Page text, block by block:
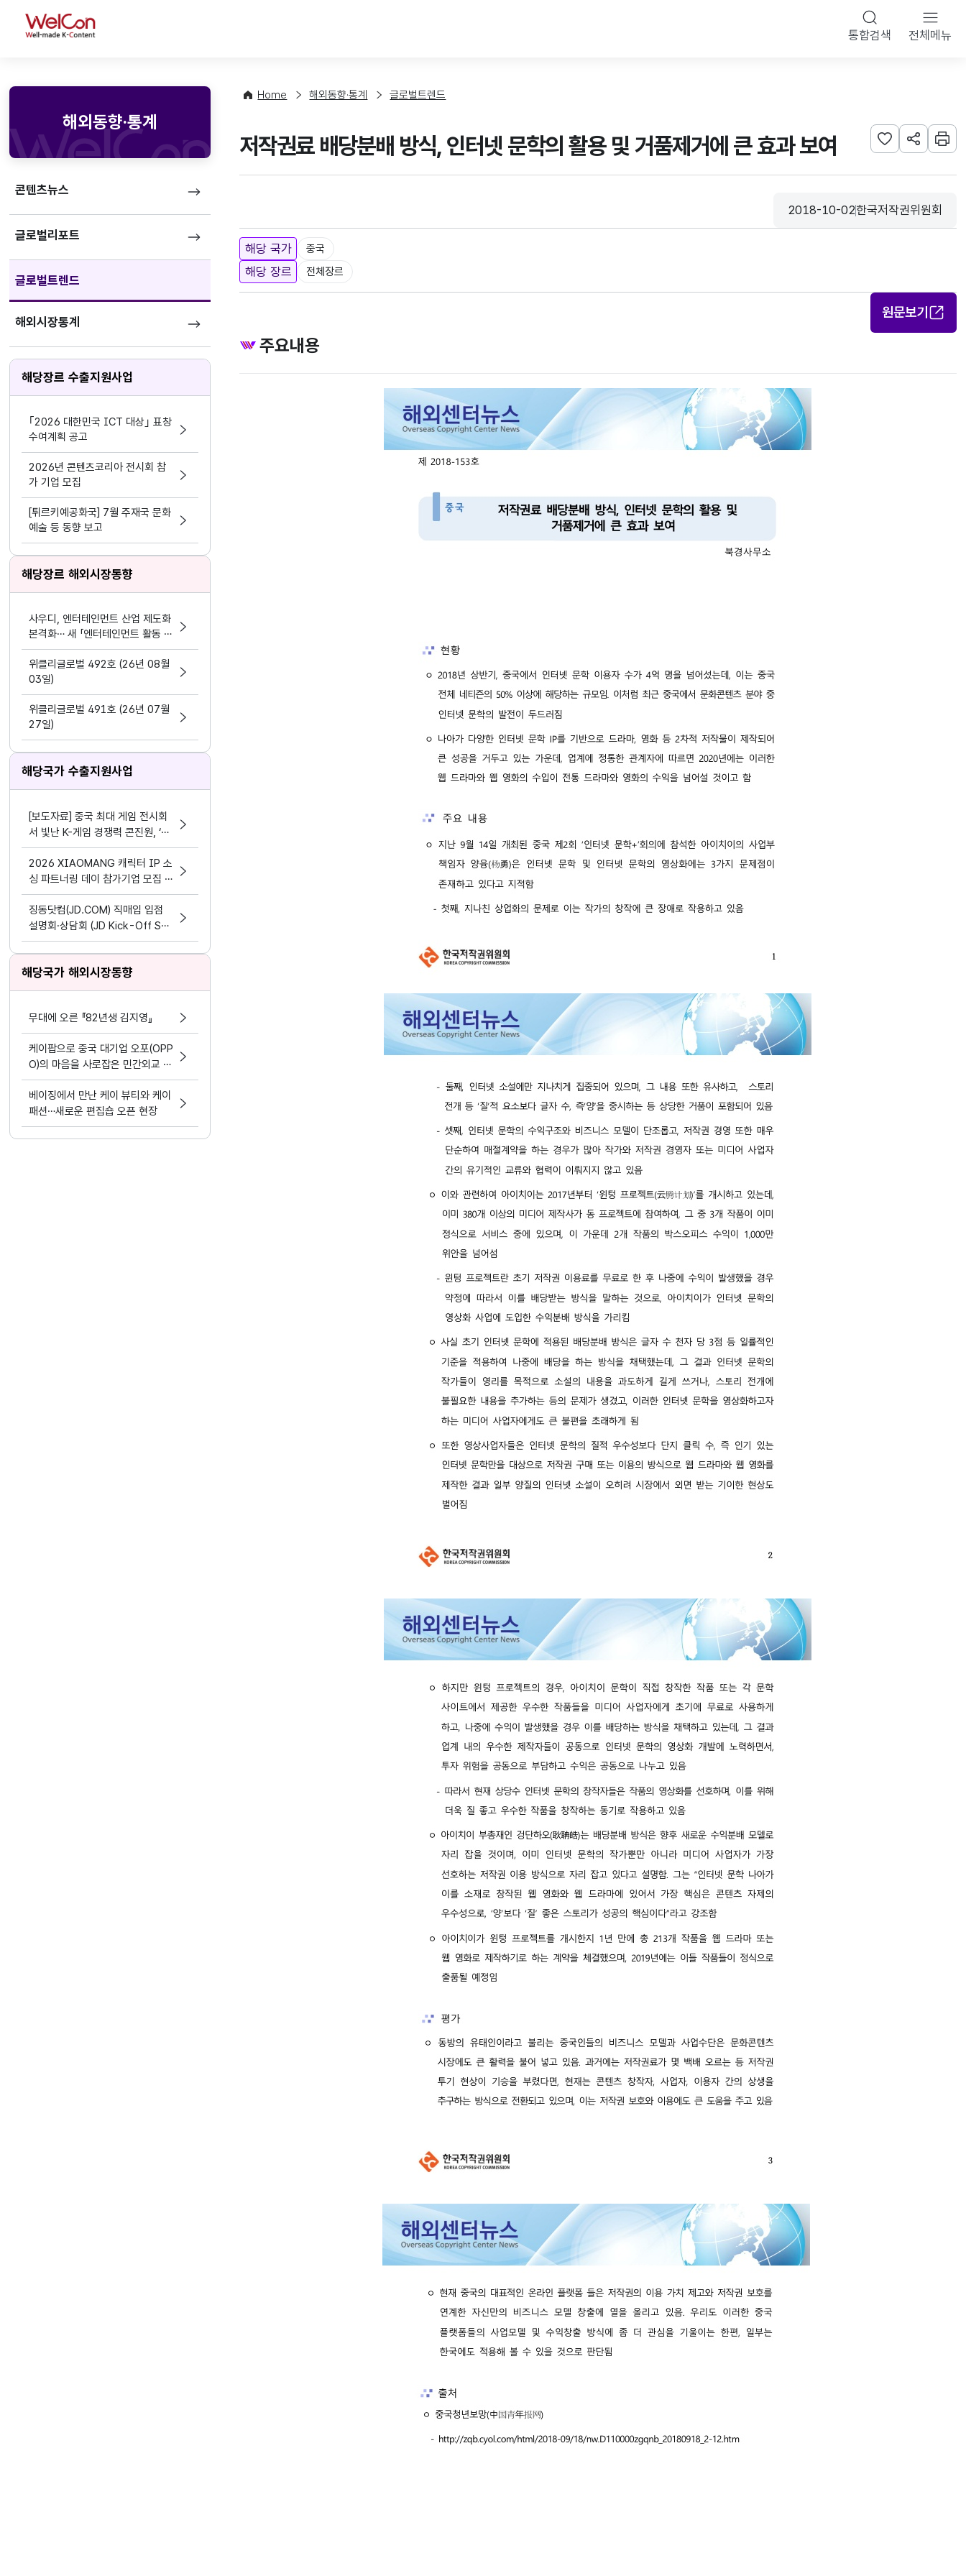
WelCon 통합검색 전체메뉴
해외동향·통계
콘텐츠뉴스
글로벌리포트
글로벌트렌드
해외시장통계
해당장르 수출지원사업
｢2026 대한민국 ICT 대상｣ 표창
수여계획 공고
2026년 콘텐츠코리아 전시회 참
가 기업 모집
[튀르키예공화국] 7월 주재국 문화
예술 등 동향 보고
해당장르 해외시장동향
사우디, 엔터테인먼트 산업 제도화
본격화… 새 「엔터테인먼트 활동 및
지원 활동법」 제정
위클리글로벌 492호 (26년 08월
03일)
위클리글로벌 491호 (26년 07월
27일)
해당국가 수출지원사업
[보도자료] 중국 최대 게임 전시회
서 빛난 K-게임 경쟁력 콘진원, ‘차
이나조이 2026’ 한국공동관 성료
2026 XIAOMANG 캐릭터 IP 소
싱 파트너링 데이 참가기업 모집 공
고
징동닷컴(JD.COM) 직매입 입점
설명회·상담회 (JD Kick-Off Su
mmit 2026)
해당국가 해외시장동향
무대에 오른 『82년생 김지영』
케이팝으로 중국 대기업 오포(OPP
O)의 마음을 사로잡은 민간외교 김
태호 대표
베이징에서 만난 케이 뷰티와 케이
패션…새로운 편집숍 오픈 현장
Home 해외동향·통계 글로벌트렌드
저작권료 배당분배 방식, 인터넷 문학의 활용 및 거품제거에 큰 효과 보여 관심사 등록하기
URL 공유하
인쇄
등록일
2018-10-02
수집기관
한국저작권위원회
해당 국가 중국
해당 장르 전체장르
원문보기
주요내용